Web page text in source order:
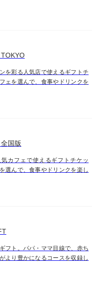
を彩る人気店で使えるギフトチ
ェを選んで、食事やドリンクを
国版
カフェで使えるギフトチケッ
選んで、食事やドリンクを楽し
フト。パパ・ママ目線で、赤ち
より豊かになるコースを収録し